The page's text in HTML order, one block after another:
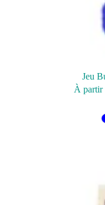
Jeu
À partir